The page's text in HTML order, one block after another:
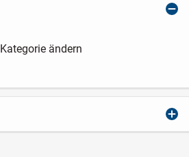
Kategorie ändern